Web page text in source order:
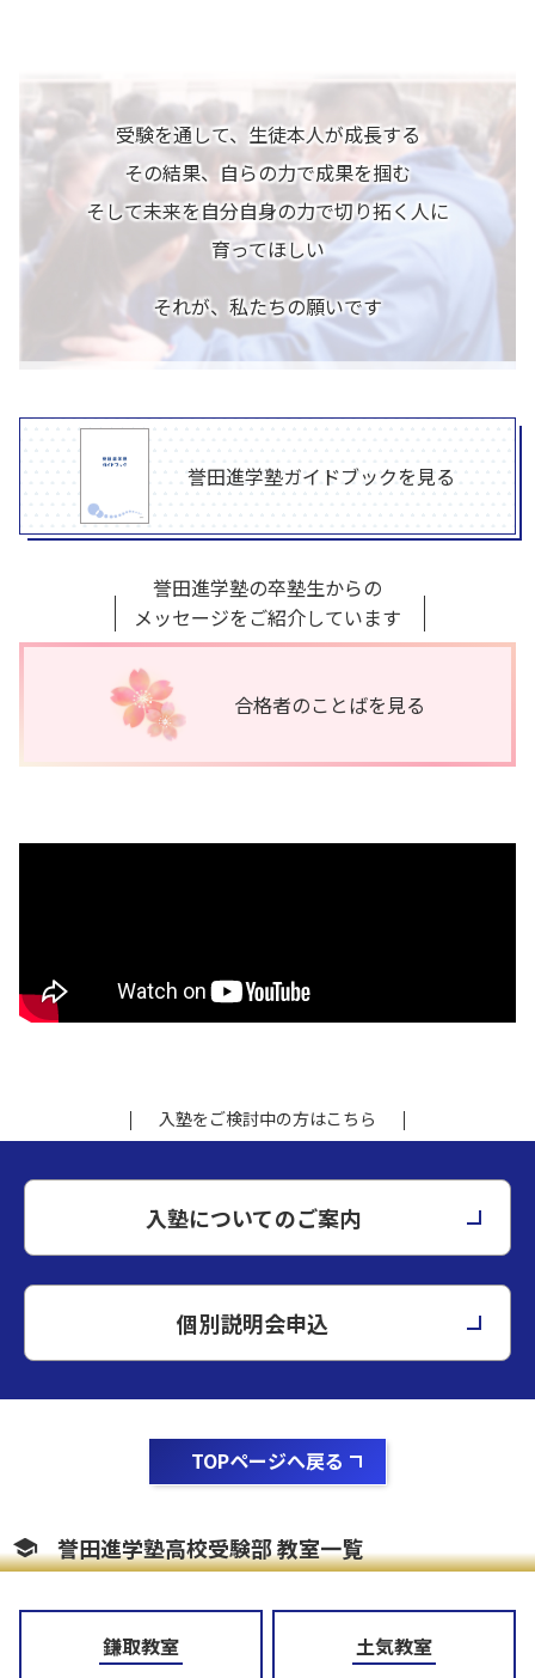
受験を通して、生徒本人が成長する
その結果、自らの力で成果を掴む
そして未来を自分自身の力で切り拓く人に
育ってほしい
それが、私たちの願いです
誉田進学塾ガイドブックを見る
誉田進学塾の卒塾生からの
メッセージをご紹介しています
合格者のことばを見る
入塾をご検討中の方はこちら
入塾についてのご案内
個別説明会申込
TOPページへ戻る
誉田進学塾高校受験部 教室一覧
鎌取教室
土気教室